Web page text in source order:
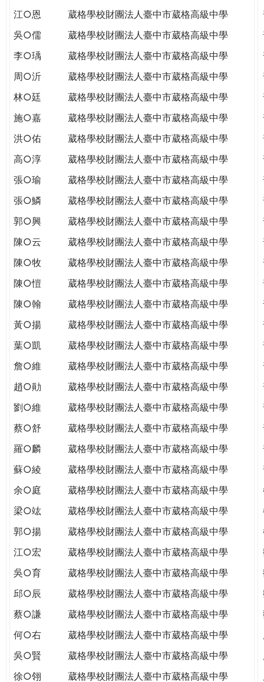
GLOBAL
CITIZENSHIP
江○恩
葳格學校財團法人臺中市葳格高級中學
吳○儒
葳格學校財團法人臺中市葳格高級中學
李○瑀
葳格學校財團法人臺中市葳格高級中學
周○沂
葳格學校財團法人臺中市葳格高級中學
林○廷
葳格學校財團法人臺中市葳格高級中學
施○嘉
葳格學校財團法人臺中市葳格高級中學
洪○佑
葳格學校財團法人臺中市葳格高級中學
高○淳
葳格學校財團法人臺中市葳格高級中學
張○瑜
葳格學校財團法人臺中市葳格高級中學
張○鱗
葳格學校財團法人臺中市葳格高級中學
郭○興
葳格學校財團法人臺中市葳格高級中學
陳○云
葳格學校財團法人臺中市葳格高級中學
陳○牧
葳格學校財團法人臺中市葳格高級中學
陳○愷
葳格學校財團法人臺中市葳格高級中學
陳○翰
葳格學校財團法人臺中市葳格高級中學
黃○揚
葳格學校財團法人臺中市葳格高級中學
葉○凱
葳格學校財團法人臺中市葳格高級中學
詹○維
葳格學校財團法人臺中市葳格高級中學
趙○勛
葳格學校財團法人臺中市葳格高級中學
劉○維
葳格學校財團法人臺中市葳格高級中學
蔡○舒
葳格學校財團法人臺中市葳格高級中學
羅○麟
葳格學校財團法人臺中市葳格高級中學
蘇○綾
葳格學校財團法人臺中市葳格高級中學
余○庭
葳格學校財團法人臺中市葳格高級中學
梁○竑
葳格學校財團法人臺中市葳格高級中學
郭○揚
葳格學校財團法人臺中市葳格高級中學
江○宏
葳格學校財團法人臺中市葳格高級中學
吳○育
葳格學校財團法人臺中市葳格高級中學
邱○辰
葳格學校財團法人臺中市葳格高級中學
蔡○謙
葳格學校財團法人臺中市葳格高級中學
何○右
葳格學校財團法人臺中市葳格高級中學
吳○賢
葳格學校財團法人臺中市葳格高級中學
徐○翎
葳格學校財團法人臺中市葳格高級中學